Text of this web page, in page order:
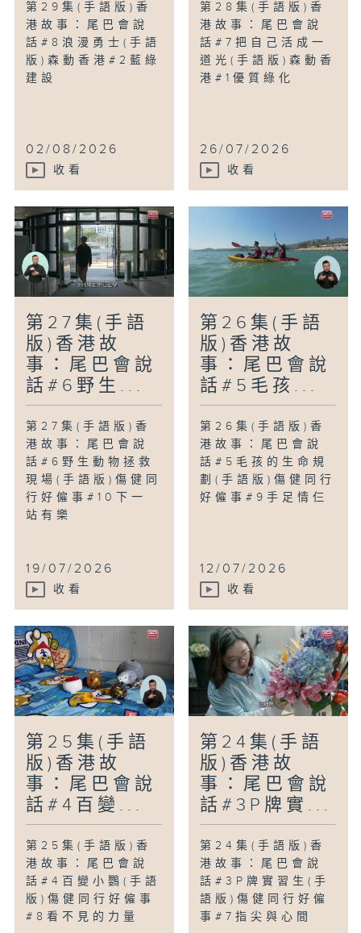
第29集(手語版)香
港故事：尾巴會說
話#8浪漫勇士(手語
版)森動香港#2藍綠
建設
02/08/2026
收看
第28集(手語版)香
港故事：尾巴會說
話#7把自己活成一
道光(手語版)森動香
港#1優質綠化
26/07/2026
收看
第27集(手語
版)香港故
事：尾巴會說
話#6野生...
第27集(手語版)香
港故事：尾巴會說
話#6野生動物拯救
現場(手語版)傷健同
行好僱事#10下一
站有樂
19/07/2026
收看
第26集(手語
版)香港故
事：尾巴會說
話#5毛孩...
第26集(手語版)香
港故事：尾巴會說
話#5毛孩的生命規
劃(手語版)傷健同行
好僱事#9手足情仨
12/07/2026
收看
第25集(手語
版)香港故
事：尾巴會說
話#4百變...
第25集(手語版)香
港故事：尾巴會說
話#4百變小鸚(手語
版)傷健同行好僱事
#8看不見的力量
第24集(手語
版)香港故
事：尾巴會說
話#3P牌實...
第24集(手語版)香
港故事：尾巴會說
話#3P牌實習生(手
語版)傷健同行好僱
事#7指尖與心間